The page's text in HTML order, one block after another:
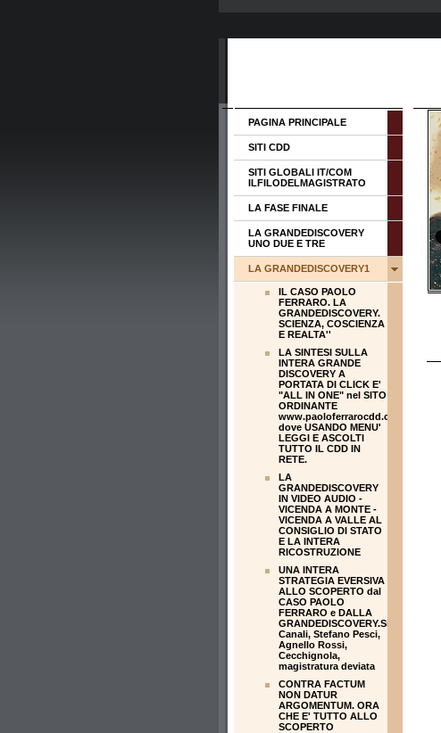
PAGINA PRINCIPALE
SITI CDD
SITI GLOBALI IT/COM
ILFILODELMAGISTRATO
LA FASE FINALE
LA GRANDEDISCOVERY
UNO DUE E TRE
LA GRANDEDISCOVERY1
IL CASO PAOLO
FERRARO. LA
GRANDEDISCOVERY.
SCIENZA, COSCIENZA
E REALTA''
LA SINTESI SULLA
INTERA GRANDE
DISCOVERY A
PORTATA DI CLICK E'
"ALL IN ONE" nel SITO
ORDINANTE
www.paoloferrarocdd.com
dove USANDO MENU'
LEGGI E ASCOLTI
TUTTO IL CDD IN
RETE.
LA
GRANDEDISCOVERY
IN VIDEO AUDIO -
VICENDA A MONTE -
VICENDA A VALLE AL
CONSIGLIO DI STATO
E LA INTERA
RICOSTRUZIONE
UNA INTERA
STRATEGIA EVERSIVA
ALLO SCOPERTO dal
CASO PAOLO
FERRARO e DALLA
GRANDEDISCOVERY.Silvia
Canali, Stefano Pesci,
Agnello Rossi,
Cecchignola,
magistratura deviata
CONTRA FACTUM
NON DATUR
ARGOMENTUM. ORA
CHE E' TUTTO ALLO
SCOPERTO